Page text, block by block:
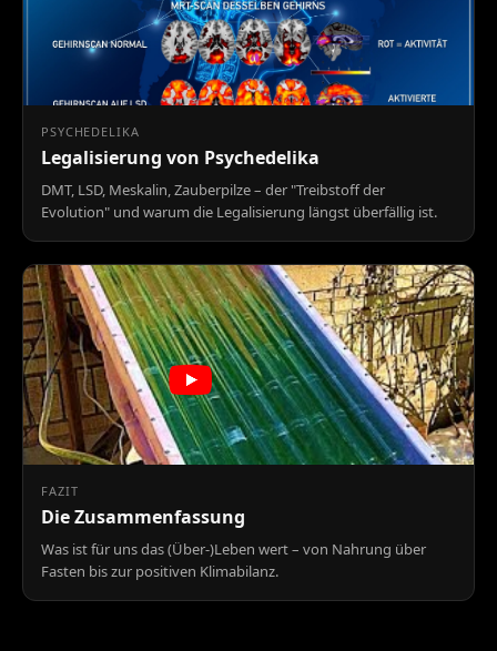
PSYCHEDELIKA
Legalisierung von Psychedelika
DMT, LSD, Meskalin, Zauberpilze – der "Treibstoff der
Evolution" und warum die Legalisierung längst überfällig ist.
FAZIT
Die Zusammenfassung
Was ist für uns das (Über-)Leben wert – von Nahrung über
Fasten bis zur positiven Klimabilanz.